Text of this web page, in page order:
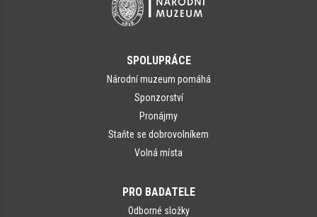
SPOLUPRÁCE
Národní muzeum pomáhá
Sponzorství
Pronájmy
Staňte se dobrovolníkem
Volná místa
PRO BADATELE
Odborné složky